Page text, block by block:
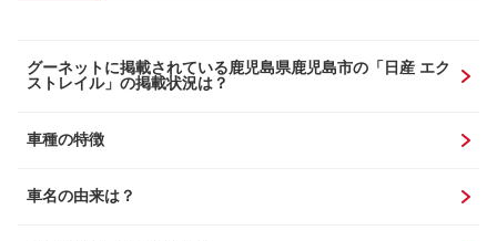
グーネットに掲載されている鹿児島県鹿児島市の「日産 エク
ストレイル」の掲載状況は？
車種の特徴
車名の由来は？